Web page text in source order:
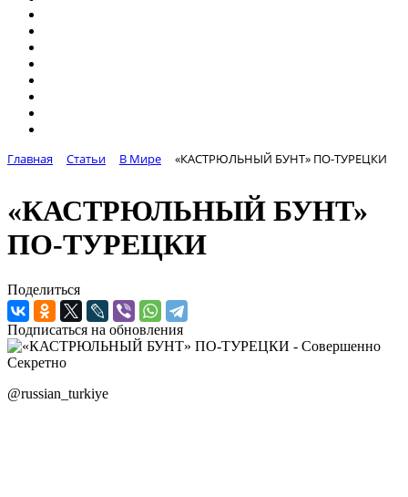
Главная Статьи В Мире «КАСТРЮЛЬНЫЙ БУНТ» ПО-ТУРЕЦКИ
«КАСТРЮЛЬНЫЙ БУНТ»
ПО-ТУРЕЦКИ
Поделиться
Подписаться на обновления
@russian_turkiye